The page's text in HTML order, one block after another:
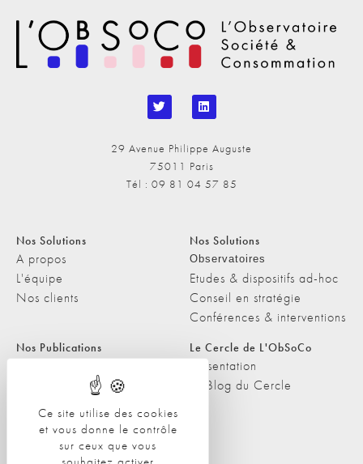
Ce site utilise des cookies
et vous donne le contrôle
sur ceux que vous
29 Avenue Philippe Auguste
75011 Paris
Tél : 09 81 04 57 85
Nos Solutions
A propos
L'équipe
Nos clients
Nos Solutions
Observatoires
Etudes & dispositifs ad-hoc
Conseil en stratégie
Conférences & interventions
Nos Publications
Les Podcasts de L'ObSoCo
L'ObSoCo dans les médias
Le Cercle de L'ObSoCo
Présentation
Le Blog du Cercle
Contacts
Nous contacter